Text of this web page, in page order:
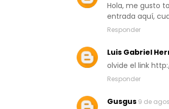
Hola, me gusto
entrada aquí,
Responder
Luis Gabriel
olvide el link
Responder
Gusgus 9 de